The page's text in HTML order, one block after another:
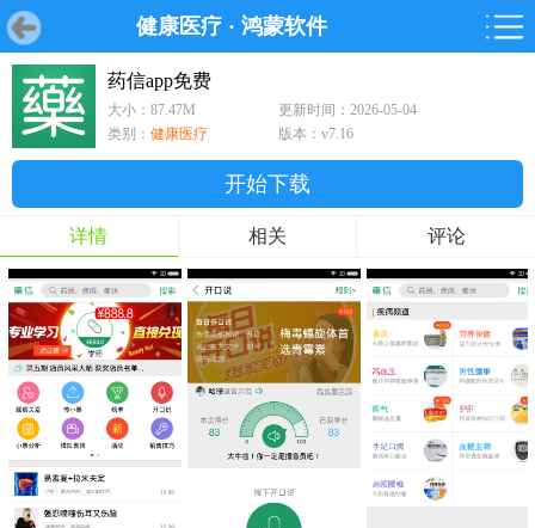
健康医疗 · 鸿蒙软件
首页 游戏 软件
首页 游戏 软件 鸿蒙
游戏
鸿蒙
软件
药信app免费
大小：87.47M
更新时间：2026-05-04
类别： 健康医疗 版本：v7.16
开始下载
详情 相关 评论